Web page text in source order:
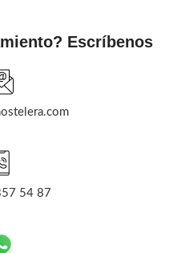
Escríbenos
54 87